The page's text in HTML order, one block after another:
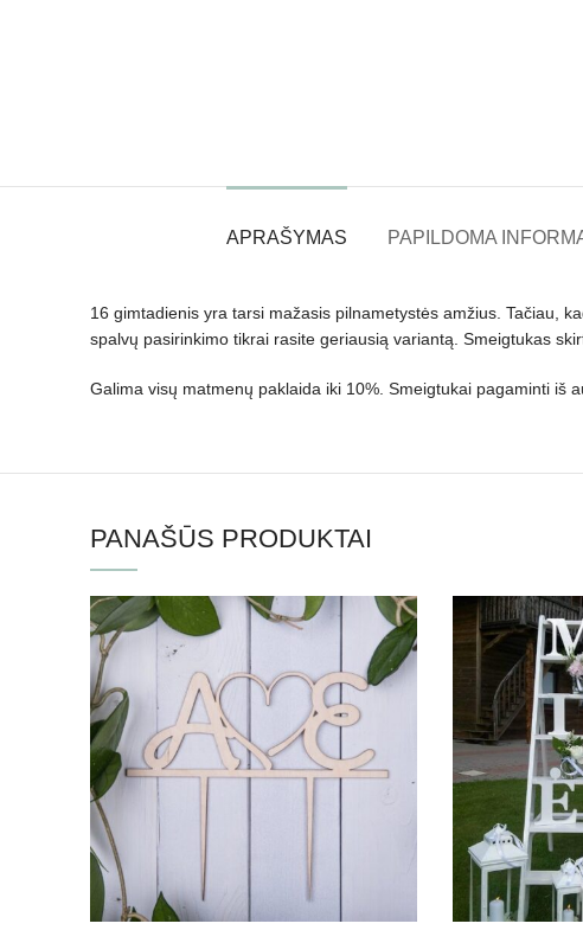
APRAŠYMAS PAPILDOMA
16 gimtadienis yra tarsi mažasis pilnametystės amžius. Tačiau,
spalvų pasirinkimo tikrai rasite geriausią variantą. Smeigtukas
Galima visų matmenų paklaida iki 10%. Smeigtukai pagaminti iš
PANAŠŪS PRODUKTAI